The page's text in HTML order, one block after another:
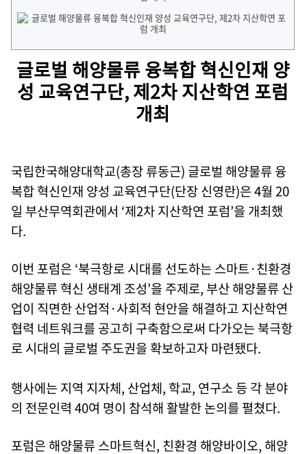
글로벌 해양물류 융복합 혁신인재 양
성 교육연구단, 제2차 지산학연 포럼
개최
국립한국해양대학교(총장 류동근) 글로벌 해양물류 융
복합 혁신인재 양성 교육연구단(단장 신영란)은 4월 20
일 부산무역회관에서 ‘제2차 지산학연 포럼’을 개최했
다.
이번 포럼은 ‘북극항로 시대를 선도하는 스마트·친환경
해양물류 혁신 생태계 조성’을 주제로, 부산 해양물류 산
업이 직면한 산업적·사회적 현안을 해결하고 지산학연
협력 네트워크를 공고히 구축함으로써 다가오는 북극항
로 시대의 글로벌 주도권을 확보하고자 마련됐다.
행사에는 지역 지자체, 산업체, 학교, 연구소 등 각 분야
의 전문인력 40여 명이 참석해 활발한 논의를 펼쳤다.
포럼은 해양물류 스마트혁신, 친환경 해양바이오, 해양